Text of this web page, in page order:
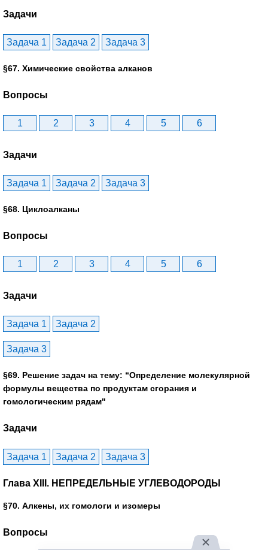
Задачи
Задача 1 Задача 2 Задача 3
§67. Химические свойства алканов
Вопросы
1 2 3 4 5 6
Задачи
Задача 1 Задача 2 Задача 3
§68. Циклоалканы
Вопросы
1 2 3 4 5 6
Задачи
Задача 1 Задача 2
Задача 3
§69. Решение задач на тему: “Определение молекулярной
формулы вещества по продуктам сгорания и
гомологическим рядам"
Задачи
Задача 1 Задача 2 Задача 3
Глава XIII. НЕПРЕДЕЛЬНЫЕ УГЛЕВОДОРОДЫ
§70. Алкены, их гомологи и изомеры
Вопросы